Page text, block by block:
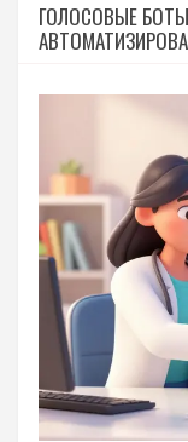
ГОЛОСОВЫЕ